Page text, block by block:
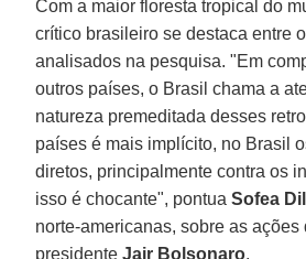
Com a maior floresta tropical do
crítico brasileiro se destaca entre
analisados na pesquisa. "Em
outros países, o Brasil chama a
natureza premeditada desses
países é mais implícito, no Brasil
diretos, principalmente contra os
isso é chocante", pontuaSofea Dil
norte-americanas, sobre as ações
presidenteJair Bolsonaro.